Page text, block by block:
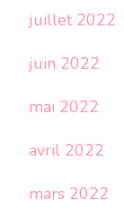
juillet 2022
juin 2022
mai 2022
avril 2022
mars 2022